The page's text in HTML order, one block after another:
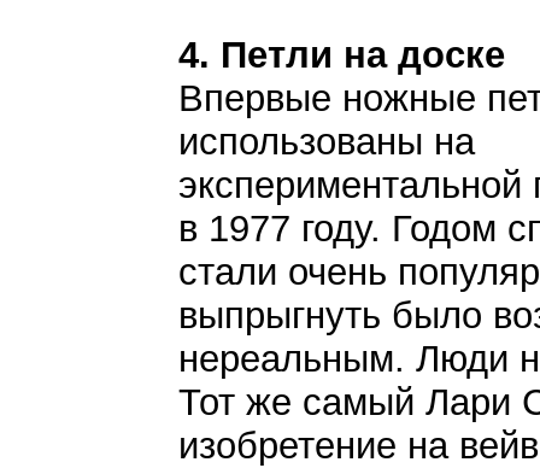
4. Петли на доске
Впервые ножные
использованы на
экспериментальной
в 1977 году. Годом
стали очень
выпрыгнуть было
нереальным. Люди
Тот же самый Лари
изобретение на